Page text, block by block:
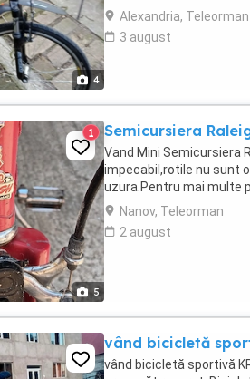
4
Alexandria, Teleorman
3 august
5
1 Semicursiera
Vand Mini Semicursiera
impecabil,rotile nu sunt
uzura.Pentru mai multe
Nanov, Teleorman
2 august
vând bicicletă
vând bicicletă sportivă